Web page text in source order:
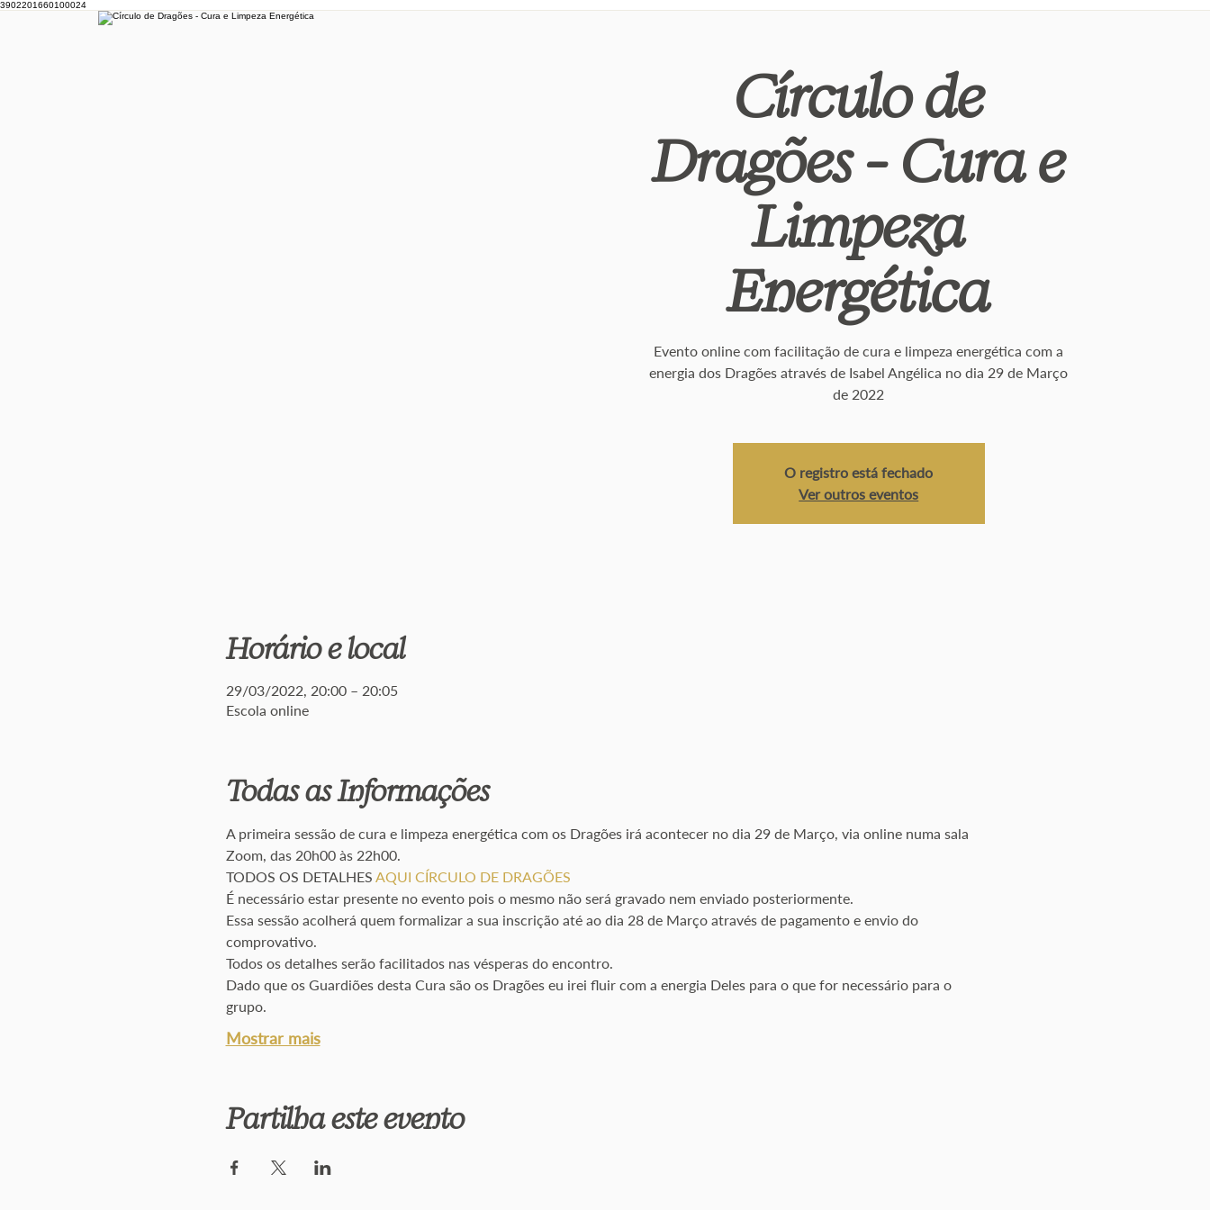
3902201660100024
Círculo de
Dragões - Cura e
Limpeza
Energética
Evento online com facilitação de cura e limpeza energética com a
energia dos Dragões através de Isabel Angélica no dia 29 de Março
de 2022
O registro está fechado
Ver outros eventos
Horário e local
29/03/2022, 20:00 – 20:05
Escola online
Todas as Informações
A primeira sessão de cura e limpeza energética com os Dragões irá acontecer no dia 29 de Março, via online numa sala
Zoom, das 20h00 às 22h00.
TODOS OS DETALHES AQUI CÍRCULO DE DRAGÕES
É necessário estar presente no evento pois o mesmo não será gravado nem enviado posteriormente.
Essa sessão acolherá quem formalizar a sua inscrição até ao dia 28 de Março através de pagamento e envio do
comprovativo.
Todos os detalhes serão facilitados nas vésperas do encontro.
Dado que os Guardiões desta Cura são os Dragões eu irei fluir com a energia Deles para o que for necessário para o
grupo.
Mostrar mais
Partilha este evento